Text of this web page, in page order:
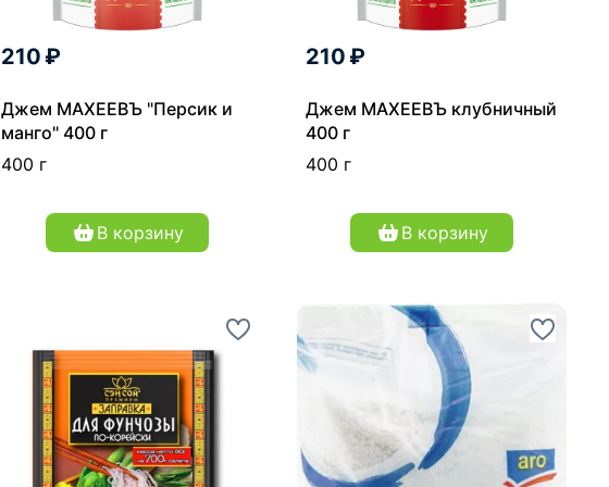
210 ₽
Джем МАХЕЕВЪ "Персик и
манго" 400 г
400 г
В корзину
210 ₽
Джем МАХЕЕВЪ клубничный
400 г
400 г
В корзину